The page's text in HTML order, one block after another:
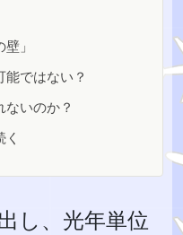
」
能ではない？
ないのか？
し、光年単位